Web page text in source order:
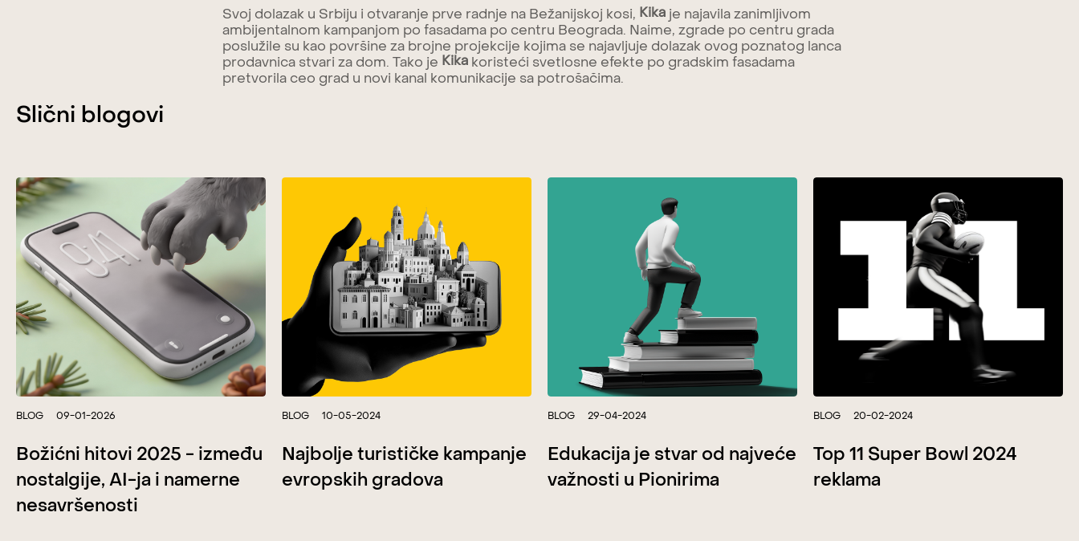
Svoj dolazak u Srbiju i otvaranje prve radnje na Bežanijskoj kosi, Kika je najavila zanimljivom
ambijentalnom kampanjom po fasadama po centru Beograda. Naime, zgrade po centru grada
poslužile su kao površine za brojne projekcije kojima se najavljuje dolazak ovog poznatog lanca
prodavnica stvari za dom. Tako je Kika koristeći svetlosne efekte po gradskim fasadama
pretvorila ceo grad u novi kanal komunikacije sa potrošačima.
Slični blogovi
BLOG 09-01-2026
Božićni hitovi 2025 - između
nostalgije, AI-ja i namerne
nesavršenosti
BLOG 10-05-2024
Najbolje turističke kampanje
evropskih gradova
BLOG 29-04-2024
Edukacija je stvar od najveće
važnosti u Pionirima
BLOG 20-02-2024
Top 11 Super Bowl 2024
reklama